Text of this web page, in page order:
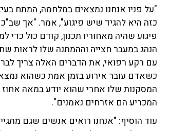
"על פניו אנחנו נמצאים במלחמה, המתח
כזה היא להגיד שיש פיגוע", אמר. "אך
פיגוע שהיה מאחוריו תכנון, קודם כול כדי
הנהג במעבר חצייה וההמתנה שלו לראות
עם רקע רפואי, את הדברים האלה צריך
כשאדם עובר אירוע בזמן אמת כשהוא
המסקנות שלו אחרי שהוא יודע במאה
המכריע הם אזרחים נאמנים".
עוד הוסיף: "אנחנו רואים אנשים שגם